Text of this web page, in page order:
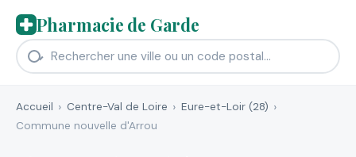
Pharmacie de Garde
Accueil Centre-Val de Loire
Eure-et-Loir (28)
Commune nouvelle d'Arrou